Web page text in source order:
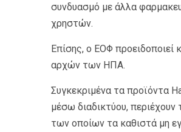
συνδυασμό με άλλα
χρηστών.
Επίσης, ο ΕΟΦ
αρχών των ΗΠΑ.
Συγκεκριμένα τα προϊόντα
μέσω διαδικτύου,
των οποίων τα καθιστά μη